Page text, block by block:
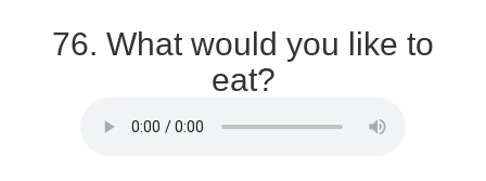
76. What would you like to
eat?